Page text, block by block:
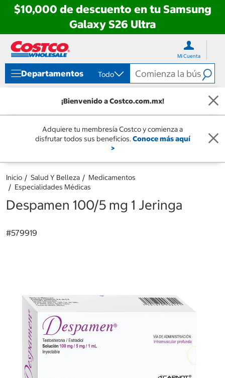
$10,000 de descuento en tu Samsung
Galaxy S26 Ultra
directo
contenido
directo
menú
navegación
Mi Cuenta
Departamentos Todo
¡Bienvenido a Costco.com.mx!
Adquiere tu membresía Costco y comienza a
disfrutar todos sus beneficios.Conoce más aquí
>
Inicio Salud Y Belleza
Medicamentos
Especialidades Médicas
Despamen 100/5 mg 1 Jeringa
#579919